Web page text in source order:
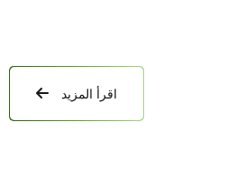
اقرأ المزيد